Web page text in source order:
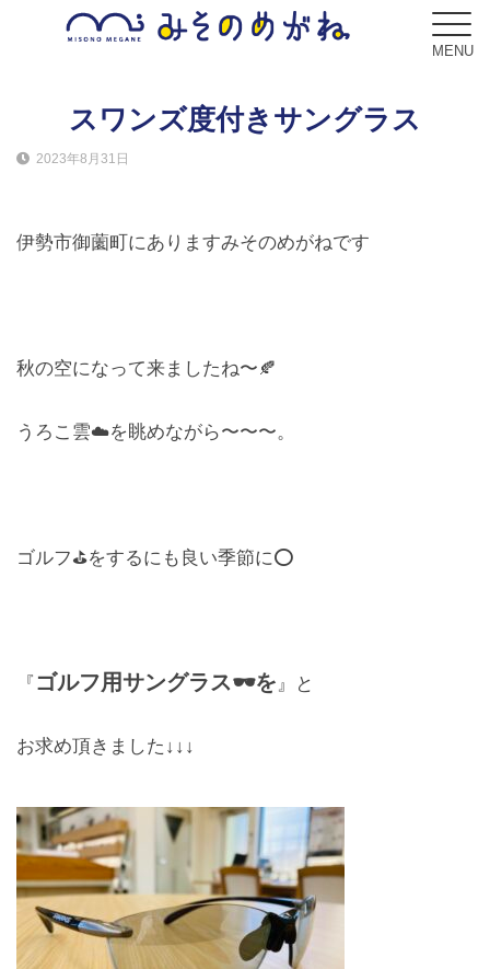
MENU
サービス
Service
フレーム
Lens
Hearing Aid
アクセス
Access
よくあるご質問
スワンズ度付きサングラス
2023年8月31日
伊勢市御薗町にありますみそのめがねです
秋の空になって来ましたね〜🍂
うろこ雲☁️を眺めながら〜〜〜。
ゴルフ⛳️をするにも良い季節に⭕️
『 ゴルフ用サングラス🕶️を 』と
お求め頂きました↓↓↓